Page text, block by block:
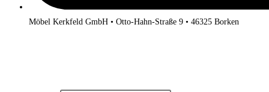
Möbel Kerkfeld GmbH • Otto-Hahn-Straße 9 • 46325 Borken